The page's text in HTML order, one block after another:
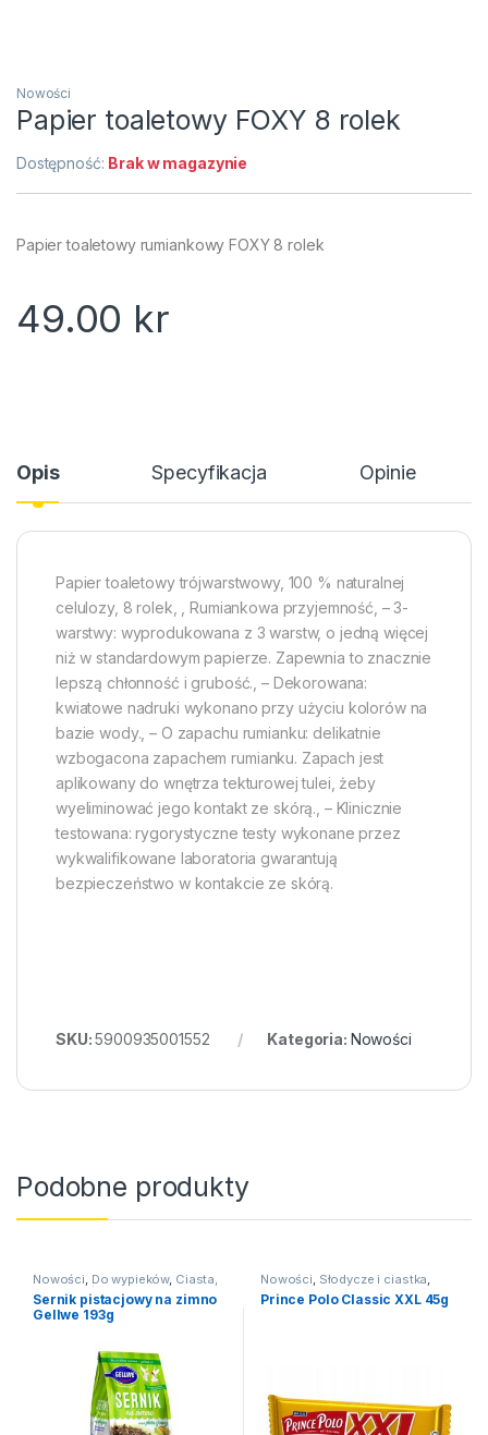
Nowości
Papier toaletowy FOXY 8 rolek
Dostępność: Brak w magazynie
Papier toaletowy rumiankowy FOXY 8 rolek
49.00 kr
Opis Specyfikacja Opinie
Papier toaletowy trójwarstwowy, 100 % naturalnej
celulozy, 8 rolek, , Rumiankowa przyjemność, – 3-
warstwy: wyprodukowana z 3 warstw, o jedną więcej
niż w standardowym papierze. Zapewnia to znacznie
lepszą chłonność i grubość., – Dekorowana:
kwiatowe nadruki wykonano przy użyciu kolorów na
bazie wody., – O zapachu rumianku: delikatnie
wzbogacona zapachem rumianku. Zapach jest
aplikowany do wnętrza tekturowej tulei, żeby
wyeliminować jego kontakt ze skórą., – Klinicznie
testowana: rygorystyczne testy wykonane przez
wykwalifikowane laboratoria gwarantują
bezpieczeństwo w kontakcie ze skórą.
SKU:5900935001552 Kategoria: Nowości
Podobne produkty
Nowości, Do wypieków, Ciasta,
gofry ,Na święta
Sernik pistacjowy na zimno
Gellwe 193g
Nowości, Słodycze i ciastka,
Batony i wafelki
Prince Polo Classic XXL 45g